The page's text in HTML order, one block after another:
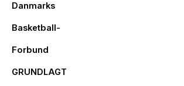
Danmarks
Basketball-
Forbund
GRUNDLAGT